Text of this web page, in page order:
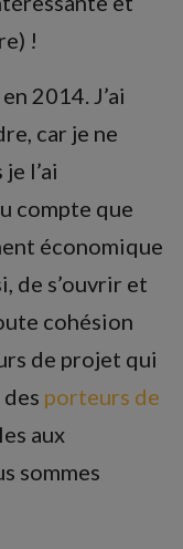
!
2014. J’ai
car je ne
l’ai
compte que
économique
de s’ouvrir et
cohésion
de projet qui
porteurs de
aux
sommes